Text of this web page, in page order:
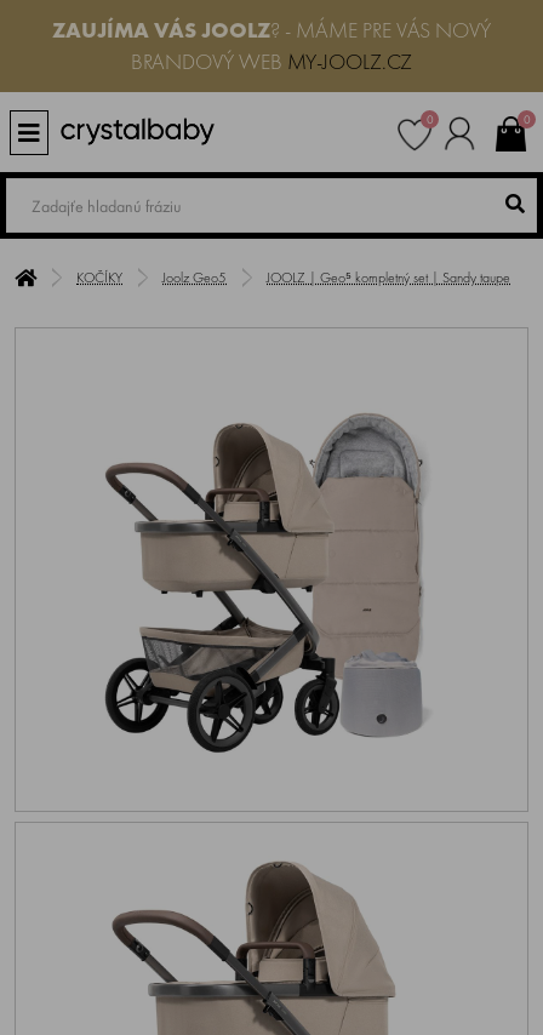
ZAUJÍMA VÁSJOOLZ? - MÁME PRE VÁS NOVÝ
BRANDOVÝ WEB MY-JOOLZ.CZ
0 0
KOČÍKY Joolz Geo5 JOOLZ | Geo⁵ kompletný set | Sandy taupe